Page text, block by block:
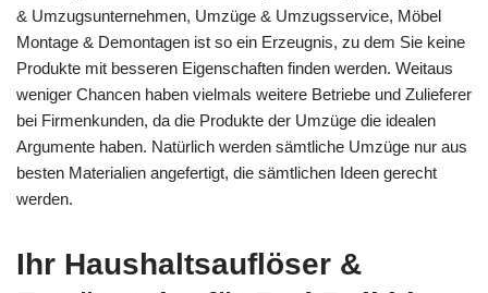
& Umzugsunternehmen, Umzüge & Umzugsservice, Möbel
Montage & Demontagen ist so ein Erzeugnis, zu dem Sie keine
Produkte mit besseren Eigenschaften finden werden. Weitaus
weniger Chancen haben vielmals weitere Betriebe und Zulieferer
bei Firmenkunden, da die Produkte der Umzüge die idealen
Argumente haben. Natürlich werden sämtliche Umzüge nur aus
besten Materialien angefertigt, die sämtlichen Ideen gerecht
werden.
Ihr Haushaltsauflöser &